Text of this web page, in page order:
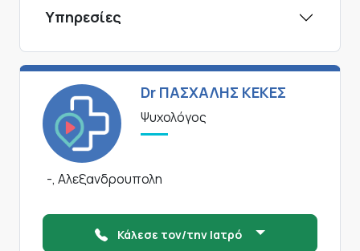
Υπηρεσίες
Dr ΠΑΣΧΑΛΗΣ ΚΕΚΕΣ
Ψυχολόγος
-, Αλεξανδρουπολη
Κάλεσε τον/την Ιατρό